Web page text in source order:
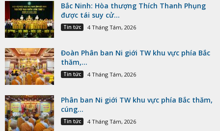
Bắc Ninh: Hòa thượng Thích Thanh Phụng
được tái suy cử...
Tin tức 4 Tháng Tám, 2026
Đoàn Phân ban Ni giới TW khu vực phía Bắc
thăm,...
Tin tức 4 Tháng Tám, 2026
Phân ban Ni giới TW khu vực phía Bắc thăm,
cúng...
Tin tức 4 Tháng Tám, 2026